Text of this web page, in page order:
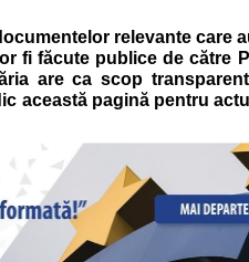
relevante care
fi făcute publice de către
are ca scop
această pagină pentru